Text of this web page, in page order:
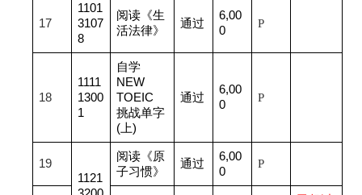
17
1101
3107
8
阅读《生
活法律》
通过
6,00
0
P
18
1111
1300
1
自学
NEW
TOEIC
挑战单字
(上)
通过
6,00
0
P
19
1121
阅读《原
子习惯》
通过
6,00
0
P